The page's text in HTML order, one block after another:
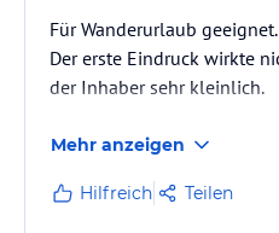
Für Wanderurlaub
Der erste Eindruck wirkte
der Inhaber sehr kleinlich.
Mehr anzeigen
Hilfreich Teilen